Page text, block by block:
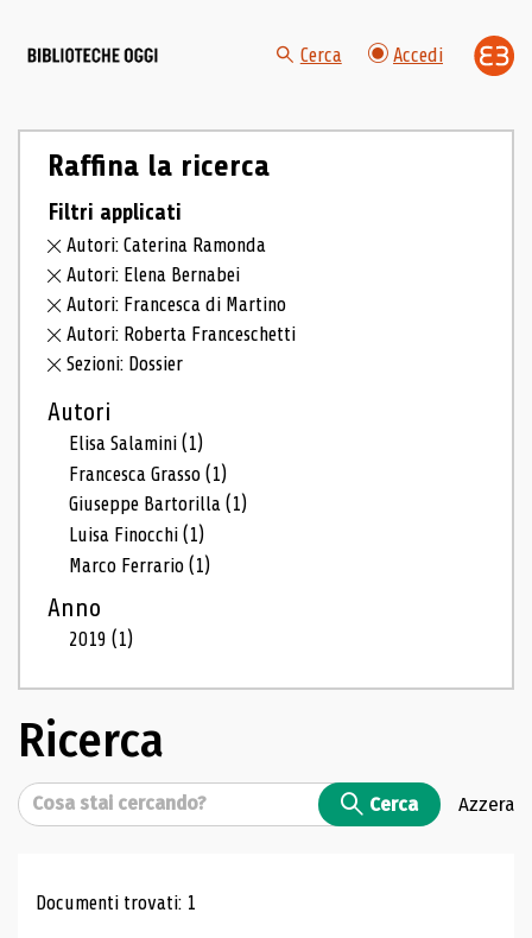
Cerca Accedi
Raffina la ricerca
Filtri applicati
Autori: Caterina Ramonda
Autori: Elena Bernabei
Autori: Francesca di Martino
Autori: Roberta Franceschetti
Sezioni: Dossier
Autori
Elisa Salamini(1)
Francesca Grasso(1)
Giuseppe Bartorilla(1)
Luisa Finocchi(1)
Marco Ferrario(1)
Anno
2019(1)
Ricerca
Cerca Cerca Azzera
Risultati di ricerca
Documenti trovati: 1